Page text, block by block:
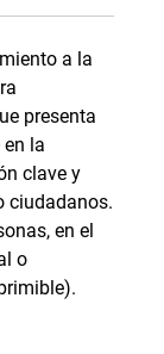
a la
presenta
la
clave y
ciudadanos.
en el
o